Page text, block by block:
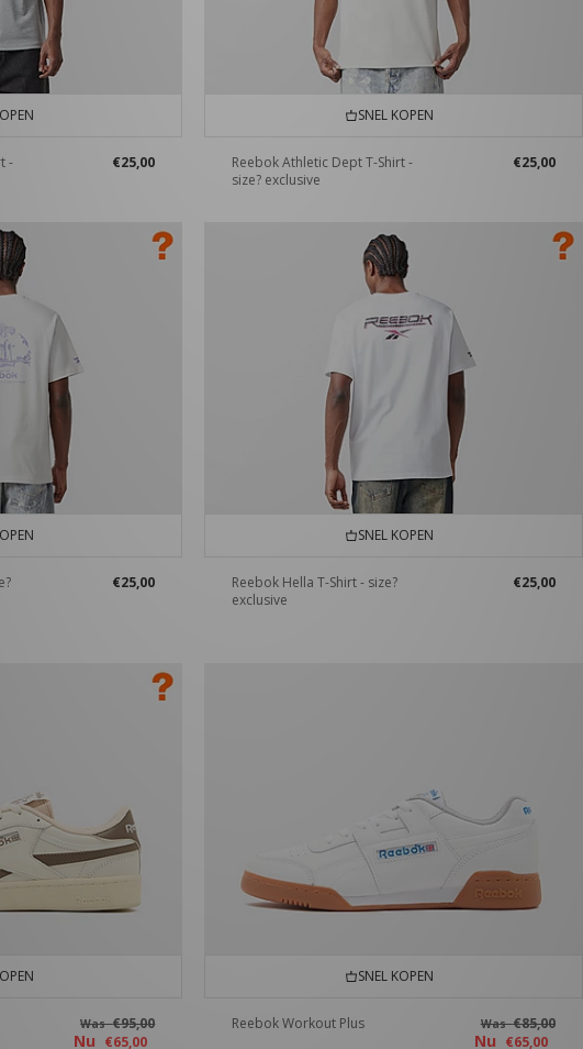
-
€25,00
SNEL KOPEN
Reebok Athletic Dept T-Shirt -
size? exclusive
€25,00
€25,00
SNEL KOPEN
Reebok Hella T-Shirt - size?
exclusive
€25,00
Was€95,00
Nu €65,00
SNEL KOPEN
Reebok Workout Plus Was€85,00
Nu €65,00